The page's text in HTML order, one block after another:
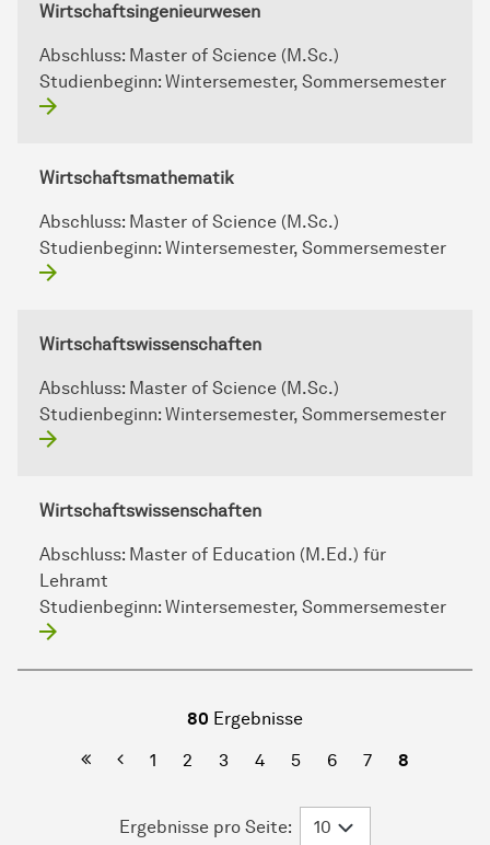
Wirtschaftsingenieurwesen
Abschluss: Master of Science (M.Sc.)
Studienbeginn: Wintersemester, Sommersemester
Wirtschaftsmathematik
Abschluss: Master of Science (M.Sc.)
Studienbeginn: Wintersemester, Sommersemester
Wirtschaftswissenschaften
Abschluss: Master of Science (M.Sc.)
Studienbeginn: Wintersemester, Sommersemester
Wirtschaftswissenschaften
Abschluss: Master of Education (M.Ed.) für
Lehramt
Studienbeginn: Wintersemester, Sommersemester
80 Ergebnisse
Erste Seite
Vorherige
1 2 3 4 5 6 7 8
Ergebnisse pro Seite: